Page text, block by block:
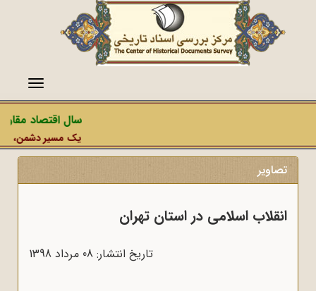
منو
سال اقتصاد
یک مسیر دشمن،
تصاویر
انقلاب اسلامی در استان تهران
تاریخ انتشار: 08 مرداد 1398